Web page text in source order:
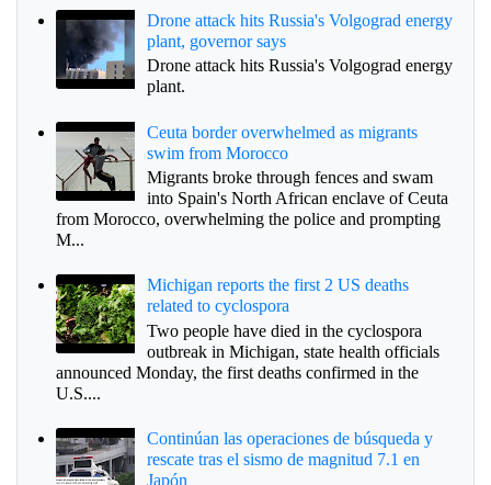
Drone attack hits Russia's Volgograd energy
plant, governor says
Drone attack hits Russia's Volgograd energy
plant.
Ceuta border overwhelmed as migrants
swim from Morocco
Migrants broke through fences and swam
into Spain's North African enclave of Ceuta
from Morocco, overwhelming the police and prompting
M...
Michigan reports the first 2 US deaths
related to cyclospora
Two people have died in the cyclospora
outbreak in Michigan, state health officials
announced Monday, the first deaths confirmed in the
U.S....
Continúan las operaciones de búsqueda y
rescate tras el sismo de magnitud 7.1 en
Japón